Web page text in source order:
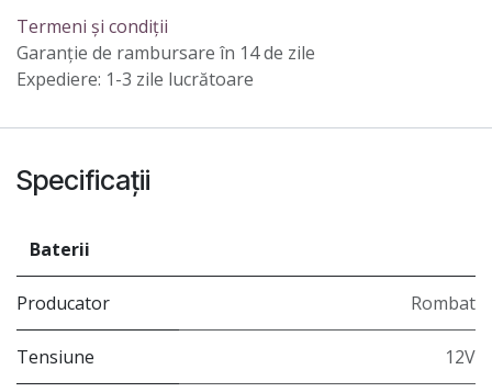
Termeni și condiții
Garanție de rambursare în 14 de zile
Expediere: 1-3 zile lucrătoare
Specificații
Baterii
Producator Rombat
Tensiune 12V